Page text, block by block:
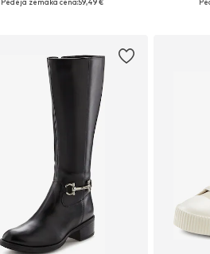
Pēdējā zemākā cena:59,49 €